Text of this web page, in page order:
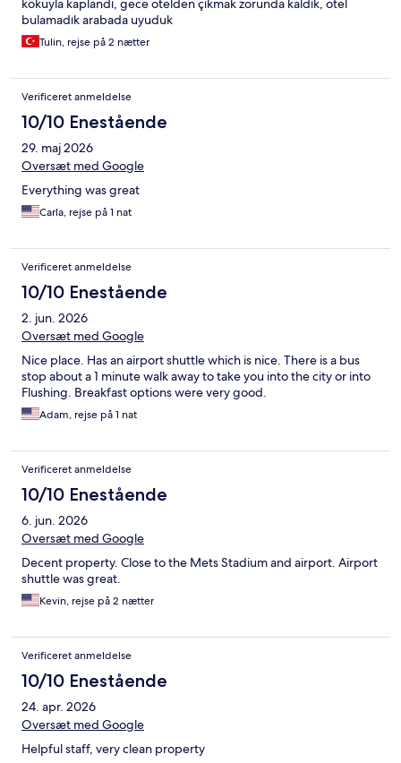
kokuyla kaplandı, gece otelden çıkmak zorunda kaldık, otel
bulamadık arabada uyuduk
Tulin, rejse på 2 nætter
Verificeret anmeldelse
10/10 Enestående
29. maj 2026
Oversæt med Google
Everything was great
Carla, rejse på 1 nat
Verificeret anmeldelse
10/10 Enestående
2. jun. 2026
Oversæt med Google
Nice place. Has an airport shuttle which is nice. There is a bus
stop about a 1 minute walk away to take you into the city or into
Flushing. Breakfast options were very good.
Adam, rejse på 1 nat
Verificeret anmeldelse
10/10 Enestående
6. jun. 2026
Oversæt med Google
Decent property. Close to the Mets Stadium and airport. Airport
shuttle was great.
Kevin, rejse på 2 nætter
Verificeret anmeldelse
10/10 Enestående
24. apr. 2026
Oversæt med Google
Helpful staff, very clean property